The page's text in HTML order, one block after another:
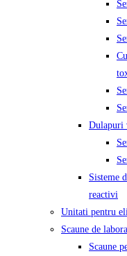
Dulapuri
Sisteme
reactivi
Unitati pentru
Scaune de
Scaune